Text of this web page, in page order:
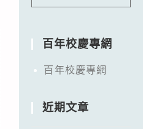
百年校慶專網
百年校慶專網
近期文章